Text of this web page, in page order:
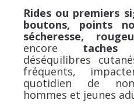
Rides ou premiers
boutons, points
sécheresse,
encore taches
déséquilibres
fréquents,
quotidien de
hommes et jeunes